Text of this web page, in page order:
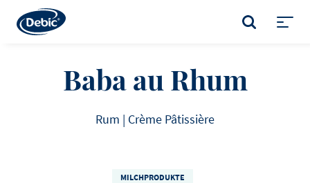
main
SUCHE
Baba au Rhum
Rum | Crème Pâtissière
MILCHPRODUKTE